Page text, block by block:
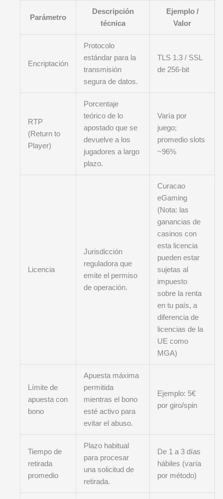
Parámetro
Descripción
técnica
Ejemplo /
Valor
Encriptación
Protocolo
estándar para la
transmisión
segura de datos.
TLS 1.3 / SSL
de 256-bit
RTP
(Return to
Player)
Porcentaje
teórico de lo
apostado que se
devuelve a los
jugadores a largo
plazo.
Varía por
juego;
promedio slots
~96%
Licencia
Jurisdicción
reguladora que
emite el permiso
de operación.
Curacao
eGaming
(Nota: las
ganancias de
casinos con
esta licencia
pueden estar
sujetas al
impuesto
sobre la renta
en tu país, a
diferencia de
licencias de la
UE como
MGA)
Límite de
apuesta con
bono
Apuesta máxima
permitida
mientras el bono
esté activo para
evitar el abuso.
Ejemplo: 5€
por giro/spin
Tiempo de
retirada
promedio
Plazo habitual
para procesar
una solicitud de
retirada.
De 1 a 3 días
hábiles (varía
por método)